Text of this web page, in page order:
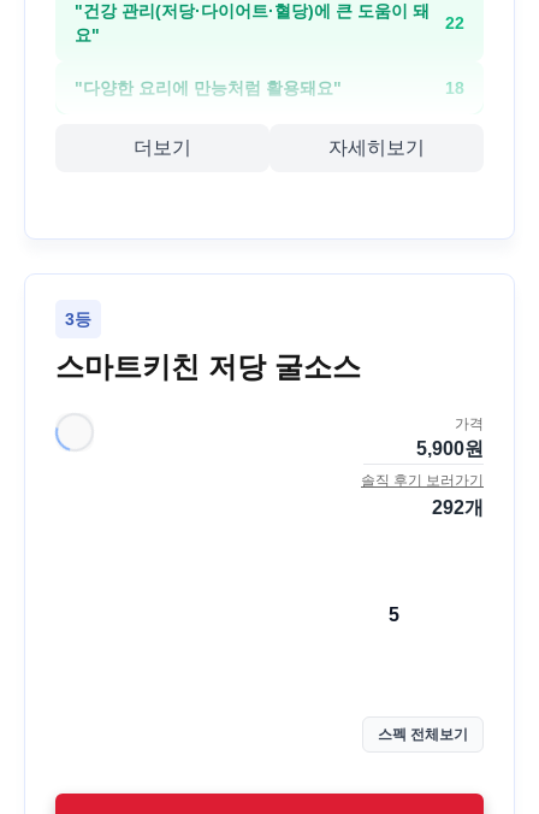
"건강 관리(저당·다이어트·혈당)에 큰 도움이 돼
요"
22
"다양한 요리에 만능처럼 활용돼요" 18
더보기 자세히보기
3등
스마트키친 저당 굴소스
가격
5,900원
솔직 후기 보러가기
292개
5
스펙 전체보기